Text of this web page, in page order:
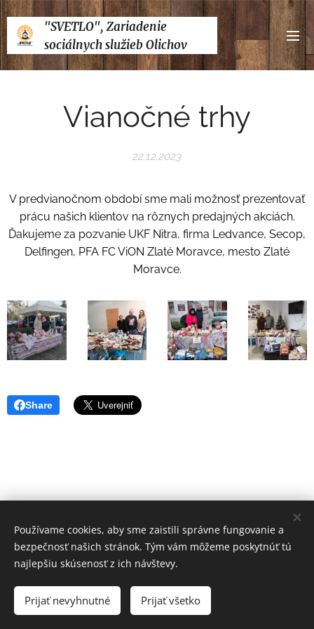
"SVETLO", Zariadenie
sociálnych služieb Olichov
Vianočné trhy
22.12.2023
V predvianočnom období sme mali možnosť prezentovať
prácu našich klientov na rôznych predajných akciách.
Ďakujeme za pozvanie UKF Nitra, firma Ledvance, Secop,
Delfingen, PFA FC ViON Zlaté Moravce, mesto Zlaté
Moravce.
Share
Cookies
Používame cookies, aby sme zaistili správne fungovanie a
bezpečnosť našich stránok. Tým vám môžeme poskytnúť tú
najlepšiu skúsenosť z ich návštevy.
Prijať nevyhnutné Prijať všetko